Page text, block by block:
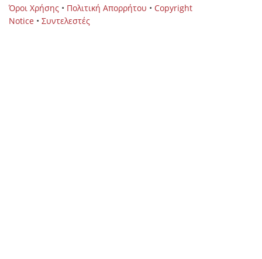
Όροι Χρήσης • Πολιτική Απορρήτου • Copyright
Notice • Συντελεστές